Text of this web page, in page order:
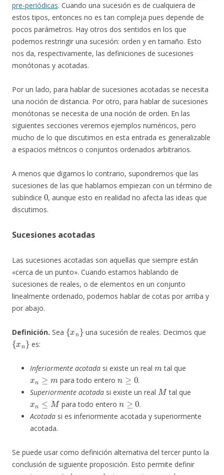
pre-periódicas. Cuando una sucesión es de cualquiera de
estos tipos, entonces no es tan compleja pues depende de
pocos parámetros. Hay otros dos sentidos en los que
podemos restringir una sucesión: orden y en tamaño. Esto
nos da, respectivamente, las definiciones de sucesiones
monótonas y acotadas.
Por un lado, para hablar de sucesiones acotadas se necesita
una noción de distancia. Por otro, para hablar de sucesiones
monótonas se necesita de una noción de orden. En las
siguientes secciones veremos ejemplos numéricos, pero
mucho de lo que discutimos en esta entrada es generalizable
a espacios métricos o conjuntos ordenados arbitrarios.
A menos que digamos lo contrario, supondremos que las
sucesiones de las que hablamos empiezan con un término de
subíndice
0
, aunque esto en realidad no afecta las ideas que
discutimos.
Sucesiones acotadas
Las sucesiones acotadas son aquellas que siempre están
«cerca de un punto». Cuando estamos hablando de
sucesiones de reales, o de elementos en un conjunto
linealmente ordenado, podemos hablar de cotas por arriba y
por abajo.
Definición. Sea
{x }
una sucesión de reales. Decimos que
{xn}
es:
Inferiormente acotada si existe un real tal que
xn≥m
para todo entero
n≥0
.
Superiormente acotada si existe un real
M
tal que
xn≤M
para todo entero
n≥0
.
Acotada si es inferiormente acotada y superiormente
acotada.
Se puede usar como definición alternativa del tercer punto la
conclusión de siguiente proposición. Esto permite definir